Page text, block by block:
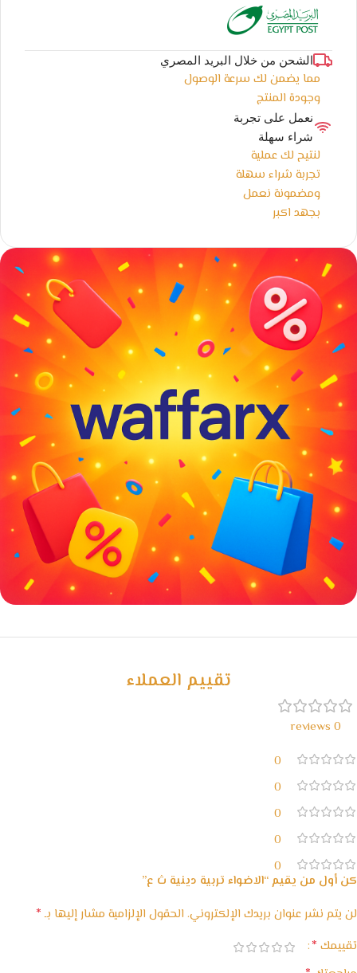
الشحن من خلال البريد المصري
مما يضمن لك سرعة الوصول
وجودة المنتج
نعمل على تجربة
شراء سهلة
لنتيح لك عملية
تجربة شراء سهلة
ومضمونة نعمل
بجهد اكبر
خصومات كبيرة
تقييم العملاء
0 reviews
0
0
0
0
0
كن أول من يقيم “الاضواء تربية دينية ث ع”
لن يتم نشر عنوان بريدك الإلكتروني. الحقول الإلزامية مشار إليها بـ*
تقييمك *